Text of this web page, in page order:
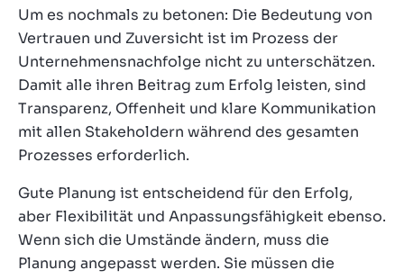
Um es nochmals zu betonen: Die Bedeutung von
Vertrauen und Zuversicht ist im Prozess der
Unternehmensnachfolge nicht zu unterschätzen.
Damit alle ihren Beitrag zum Erfolg leisten, sind
Transparenz, Offenheit und klare Kommunikation
mit allen Stakeholdern während des gesamten
Prozesses erforderlich.
Gute Planung ist entscheidend für den Erfolg,
aber Flexibilität und Anpassungsfähigkeit ebenso.
Wenn sich die Umstände ändern, muss die
Planung angepasst werden. Sie müssen die